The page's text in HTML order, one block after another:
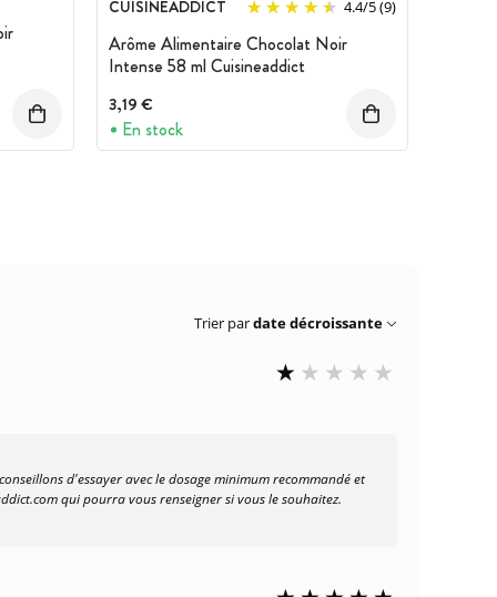
CUISINEADDICT 4.4/5(9)
Arôme Alimentaire Chocolat Noir
Intense 58 ml Cuisineaddict
3,19 €
En stock
Trier pardate décroissante
d'essayer avec le dosage minimum recommandé et
qui pourra vous renseigner si vous le souhaitez.